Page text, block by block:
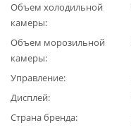
Объем холодильной
камеры
Объем морозильной
камеры
Управление
Дисплей
Страна бренда